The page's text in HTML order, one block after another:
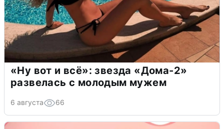
«Ну вот и всё»: звезда «Дома-2»
развелась с молодым мужем
6 августа 66